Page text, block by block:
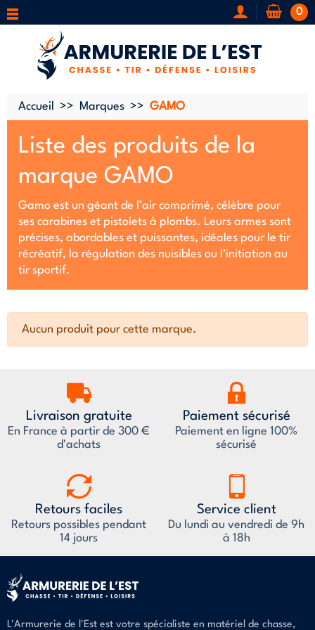
0
Accueil Marques GAMO
Liste des produits de la
marque GAMO
Gamo est un géant de l’air comprimé, célèbre pour
ses carabines et pistolets à plombs. Leurs armes sont
précises, abordables et puissantes, idéales pour le tir
récréatif, la régulation des nuisibles ou l’initiation au
tir sportif.
Aucun produit pour cette marque.
Livraison gratuite
En France à partir de 300 €
d'achats
Paiement sécurisé
Paiement en ligne 100%
sécurisé
Retours faciles
Retours possibles pendant
14 jours
Service client
Du lundi au vendredi de 9h
à 18h
L'Armurerie de l'Est est votre spécialiste en matériel de chasse,